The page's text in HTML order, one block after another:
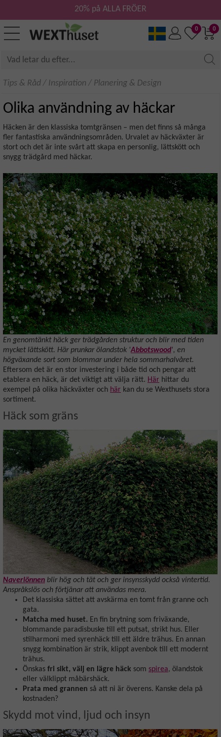
0
0
20% på ALLA FRÖER
Tips & Råd / Inspiration / Planering & Design
Olika användning av häckar
Häcken är den klassiska tomtgränsen – men det finns så många
fler fantastiska användningsområden. Urvalet av häckväxter är
stort och det är inte svårt att skapa en personlig, lättskött och
snygg trädgård med häckar.
En genomtänkt häck ger trädgården struktur och blir med tiden
mycket lättskött. Här prunkar ölandstok 'Abbotswood', en
högväxande sort som blommar under hela sommarhalvåret.
Eftersom det är en stor investering i både tid och pengar att
etablera en häck, är det viktigt att välja rätt. Här hittar du
exempel på olika häckväxter och här kan du se Wexthusets stora
sortiment.
Häck som gräns
Naverlönnen blir hög och tät och ger insynsskydd också vintertid.
Anspråkslös och förtjänar att användas mera.
Det klassiska sättet att avskärma en tomt från granne och
gata.
Matcha med huset. En fin brytning som friväxande,
blommande paradisbuske till ett putsat, strikt hus. Eller
stilharmoni med syrenhäck till ett äldre trähus. En annan
snygg kombination är strik, klippt avenbok till ett modernt
trähus.
Önskas fri sikt, välj en lägre häck som spirea, ölandstok
eller välklippt måbärshäck.
Prata med grannen så att ni är överens. Kanske dela på
kostnaden?
Skydd mot vind, ljud och insyn